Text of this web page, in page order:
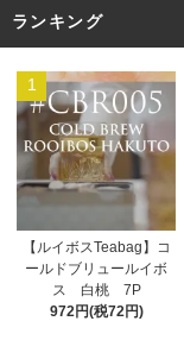
ランキング
1
【ルイボスTeabag】コ
ールドブリュールイボ
ス 白桃 7P
972円(税72円)